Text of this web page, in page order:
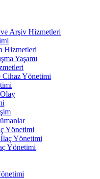
ve Arşiv Hizmetleri
Hizmetleri
Yaşamı
Cihaz Yönetimi
Yönetimi
Yönetimi
Yönetimi